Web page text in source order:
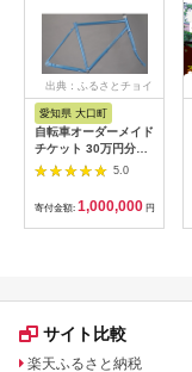
出典：ふるさとチョイ
愛知県 大口町
自転車オーダーメイド
チケット 30万円分
【1360365】
5.0
寄付金額: 1,000,000 円
サイト比較
楽天ふるさと納税